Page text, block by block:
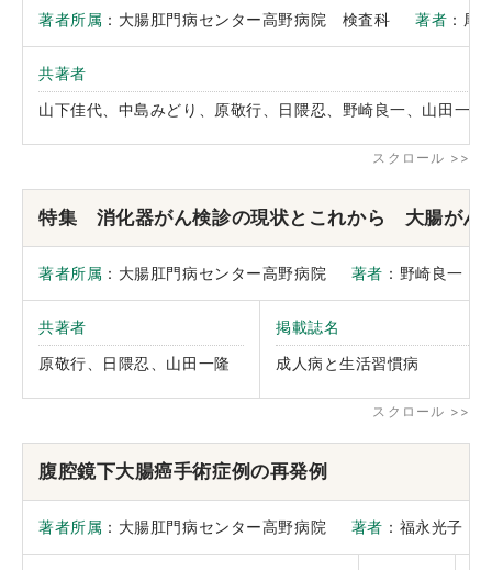
著者所属 ：大腸肛門病センター高野病院 検査科著者 ：
共著者
山下佳代、中島みどり、原敬行、日隈忍、野崎良一、山田一隆
特集 消化器がん検診の現状とこれから 大腸が
著者所属 ：大腸肛門病センター高野病院 著者 ：野崎良一
共著者
原敬行、日隈忍、山田一隆
掲載誌名
成人病と生活習慣病
腹腔鏡下大腸癌手術症例の再発例
著者所属 ：大腸肛門病センター高野病院 著者 ：福永光子